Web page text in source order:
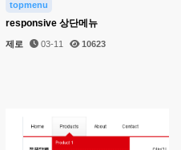
topmenu
responsive 상단메뉴
제로 03-11 10623